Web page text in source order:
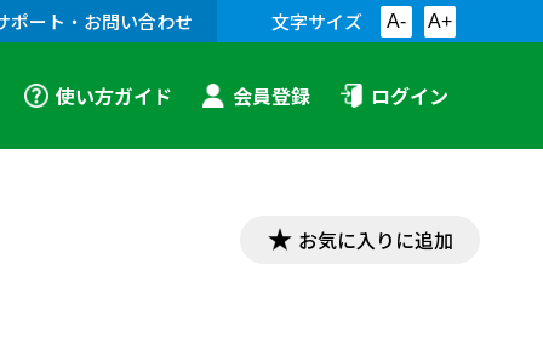
ポート・お問い合わせ 文字サイズ A- A+
使い方ガイド 会員登録 ログイン
お気に入りに追加